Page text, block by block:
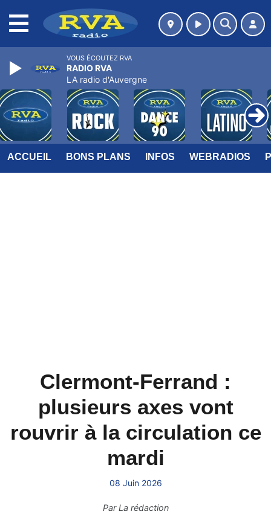
ACCUEIL BONS PLANS INFOS WEBRADIOS
Clermont-Ferrand :
plusieurs axes vont
rouvrir à la circulation ce
mardi
08 Juin 2026
ParLa rédaction
VOUS ÉCOUTEZ RVA
RADIO RVA
LA radio d'Auvergne